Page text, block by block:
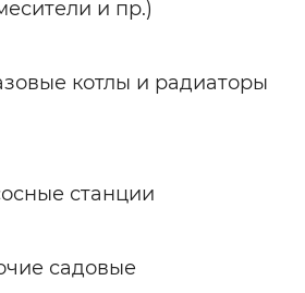
и пр.)
котлы и радиаторы
станции
садовые